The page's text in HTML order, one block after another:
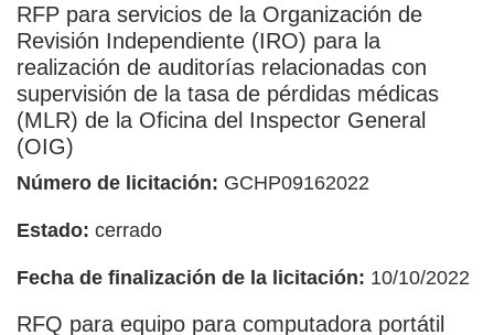
RFP para servicios de la Organización de
Revisión Independiente (IRO) para la
realización de auditorías relacionadas con
supervisión de la tasa de pérdidas médicas
(MLR) de la Oficina del Inspector General
(OIG)
Número de licitación: GCHP09162022
Estado: cerrado
Fecha de finalización de la licitación: 10/10/2022
RFQ para equipo para computadora portátil